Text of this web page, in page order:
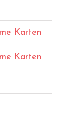
Karten
Karten